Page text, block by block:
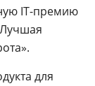
IT-премию
для